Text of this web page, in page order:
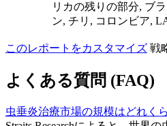
リカの残りの部分, ブ
ン, チリ, コロンビア,
このレポートをカスタマイズ 戦
よくある質問 (FAQ)
虫垂炎治療市場の規模はどれく